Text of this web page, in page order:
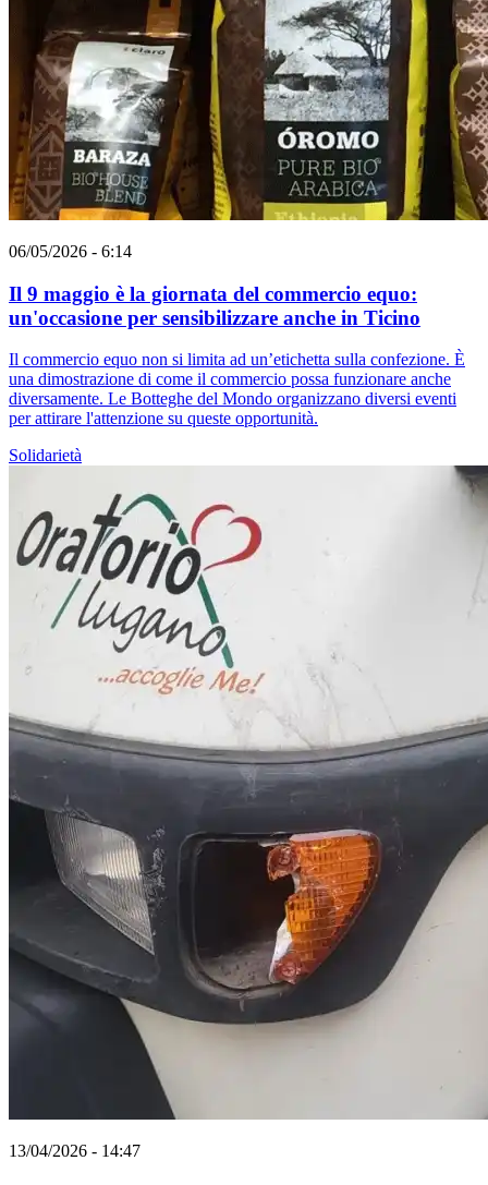
06/05/2026 - 6:14
Il 9 maggio è la giornata del commercio equo:
un'occasione per sensibilizzare anche in Ticino
Il commercio equo non si limita ad un’etichetta sulla confezione. È
una dimostrazione di come il commercio possa funzionare anche
diversamente. Le Botteghe del Mondo organizzano diversi eventi
per attirare l'attenzione su queste opportunità.
Solidarietà
13/04/2026 - 14:47